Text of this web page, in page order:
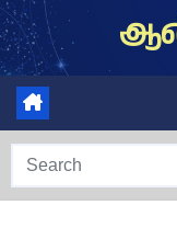
Skip
to
content